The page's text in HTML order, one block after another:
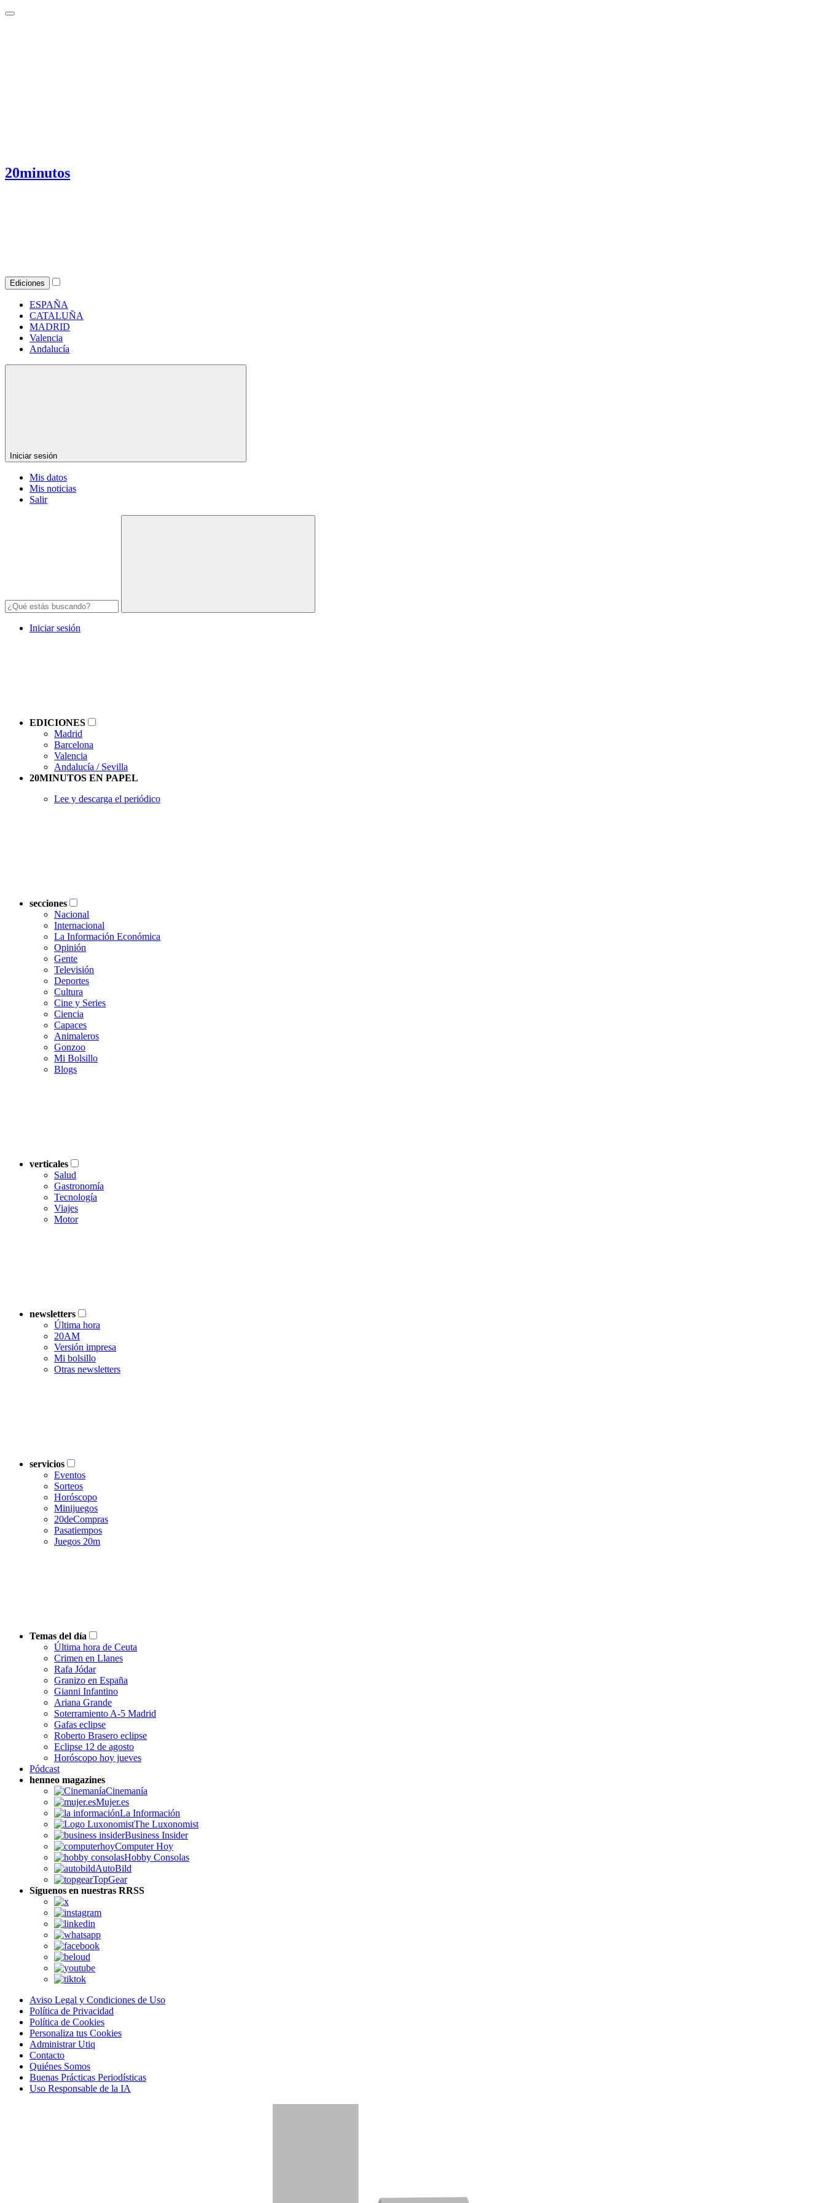
20minutos
Ediciones
ESPAÑA
CATALUÑA
MADRID
Valencia
Andalucía
Iniciar sesión
Mis datos
Mis noticias
Salir
Iniciar sesión
EDICIONES
Madrid
Barcelona
Valencia
Andalucía / Sevilla
20MINUTOS EN PAPEL
Lee y descarga el periódico
secciones
Nacional
Internacional
La Información Económica
Opinión
Gente
Televisión
Deportes
Cultura
Cine y Series
Ciencia
Capaces
Animaleros
Gonzoo
Mi Bolsillo
Blogs
verticales
Salud
Gastronomía
Tecnología
Viajes
Motor
newsletters
Última hora
20AM
Versión impresa
Mi bolsillo
Otras newsletters
servicios
Eventos
Sorteos
Horóscopo
Minijuegos
20deCompras
Pasatiempos
Juegos 20m
Temas del día
Última hora de Ceuta
Crimen en Llanes
Rafa Jódar
Granizo en España
Gianni Infantino
Ariana Grande
Soterramiento A-5 Madrid
Gafas eclipse
Roberto Brasero eclipse
Eclipse 12 de agosto
Horóscopo hoy jueves
Pódcast
henneo magazines
Cinemanía
Mujer.es
La Información
The Luxonomist
Business Insider
Computer Hoy
Hobby Consolas
AutoBild
TopGear
Síguenos en nuestras RRSS
Aviso Legal y Condiciones de Uso
Política de Privacidad
Política de Cookies
Personaliza tus Cookies
Administrar Utiq
Contacto
Quiénes Somos
Buenas Prácticas Periodísticas
Uso Responsable de la IA